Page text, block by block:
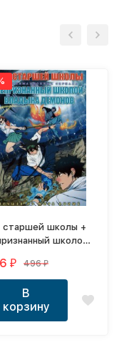
старшей школы +
школой
₽ 496₽
В
корзину